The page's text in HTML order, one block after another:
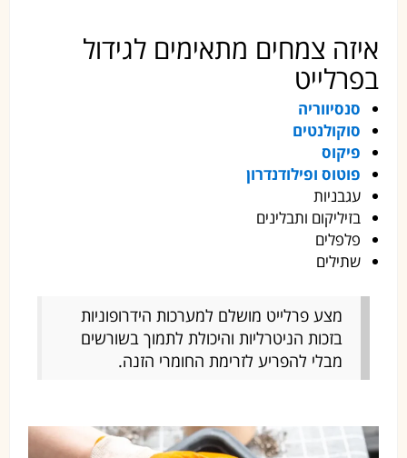
איזה צמחים מתאימים לגידול
בפרלייט
סנסיווריה
סוקולנטים
פיקוס
פוטוס ופילודנדרון
עגבניות
בזיליקום ותבלינים
פלפלים
שתילים
מצע פרלייט מושלם למערכות הידרופוניות
בזכות הניטרליות והיכולת לתמוך בשורשים
מבלי להפריע לזרימת החומרי הזנה.